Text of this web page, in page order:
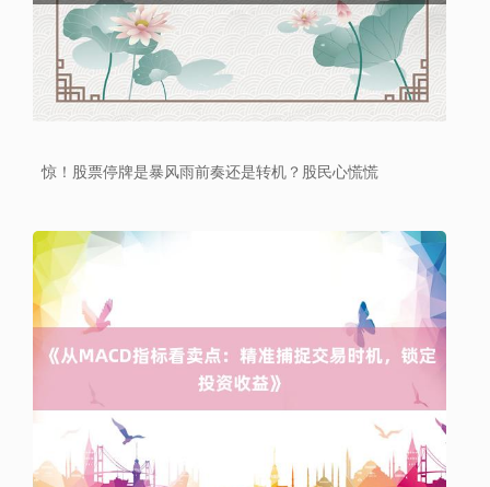
惊！股票停牌是暴风雨前奏还是转机？股民心慌慌